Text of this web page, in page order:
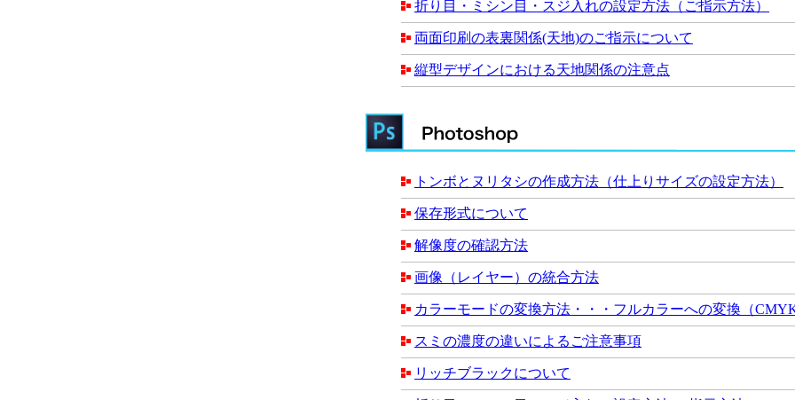
折り目・ミシン目・スジ入れの設定方法（ご指示方法）
両面印刷の表裏関係(天地)のご指示について
縦型デザインにおける天地関係の注意点
トンボとヌリタシの作成方法（仕上りサイズの設定方法）
保存形式について
解像度の確認方法
画像（レイヤー）の統合方法
カラーモードの変換方法・・・フルカラーへの変換（
スミの濃度の違いによるご注意事項
リッチブラックについて